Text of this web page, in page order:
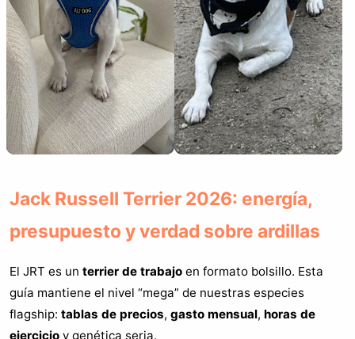
Jack Russell Terrier 2026: energía,
presupuesto y verdad sobre ardillas
El JRT es un terrier de trabajo en formato bolsillo. Esta
guía mantiene el nivel “mega” de nuestras especies
flagship: tablas de precios, gasto mensual, horas de
ejercicio y genética seria.